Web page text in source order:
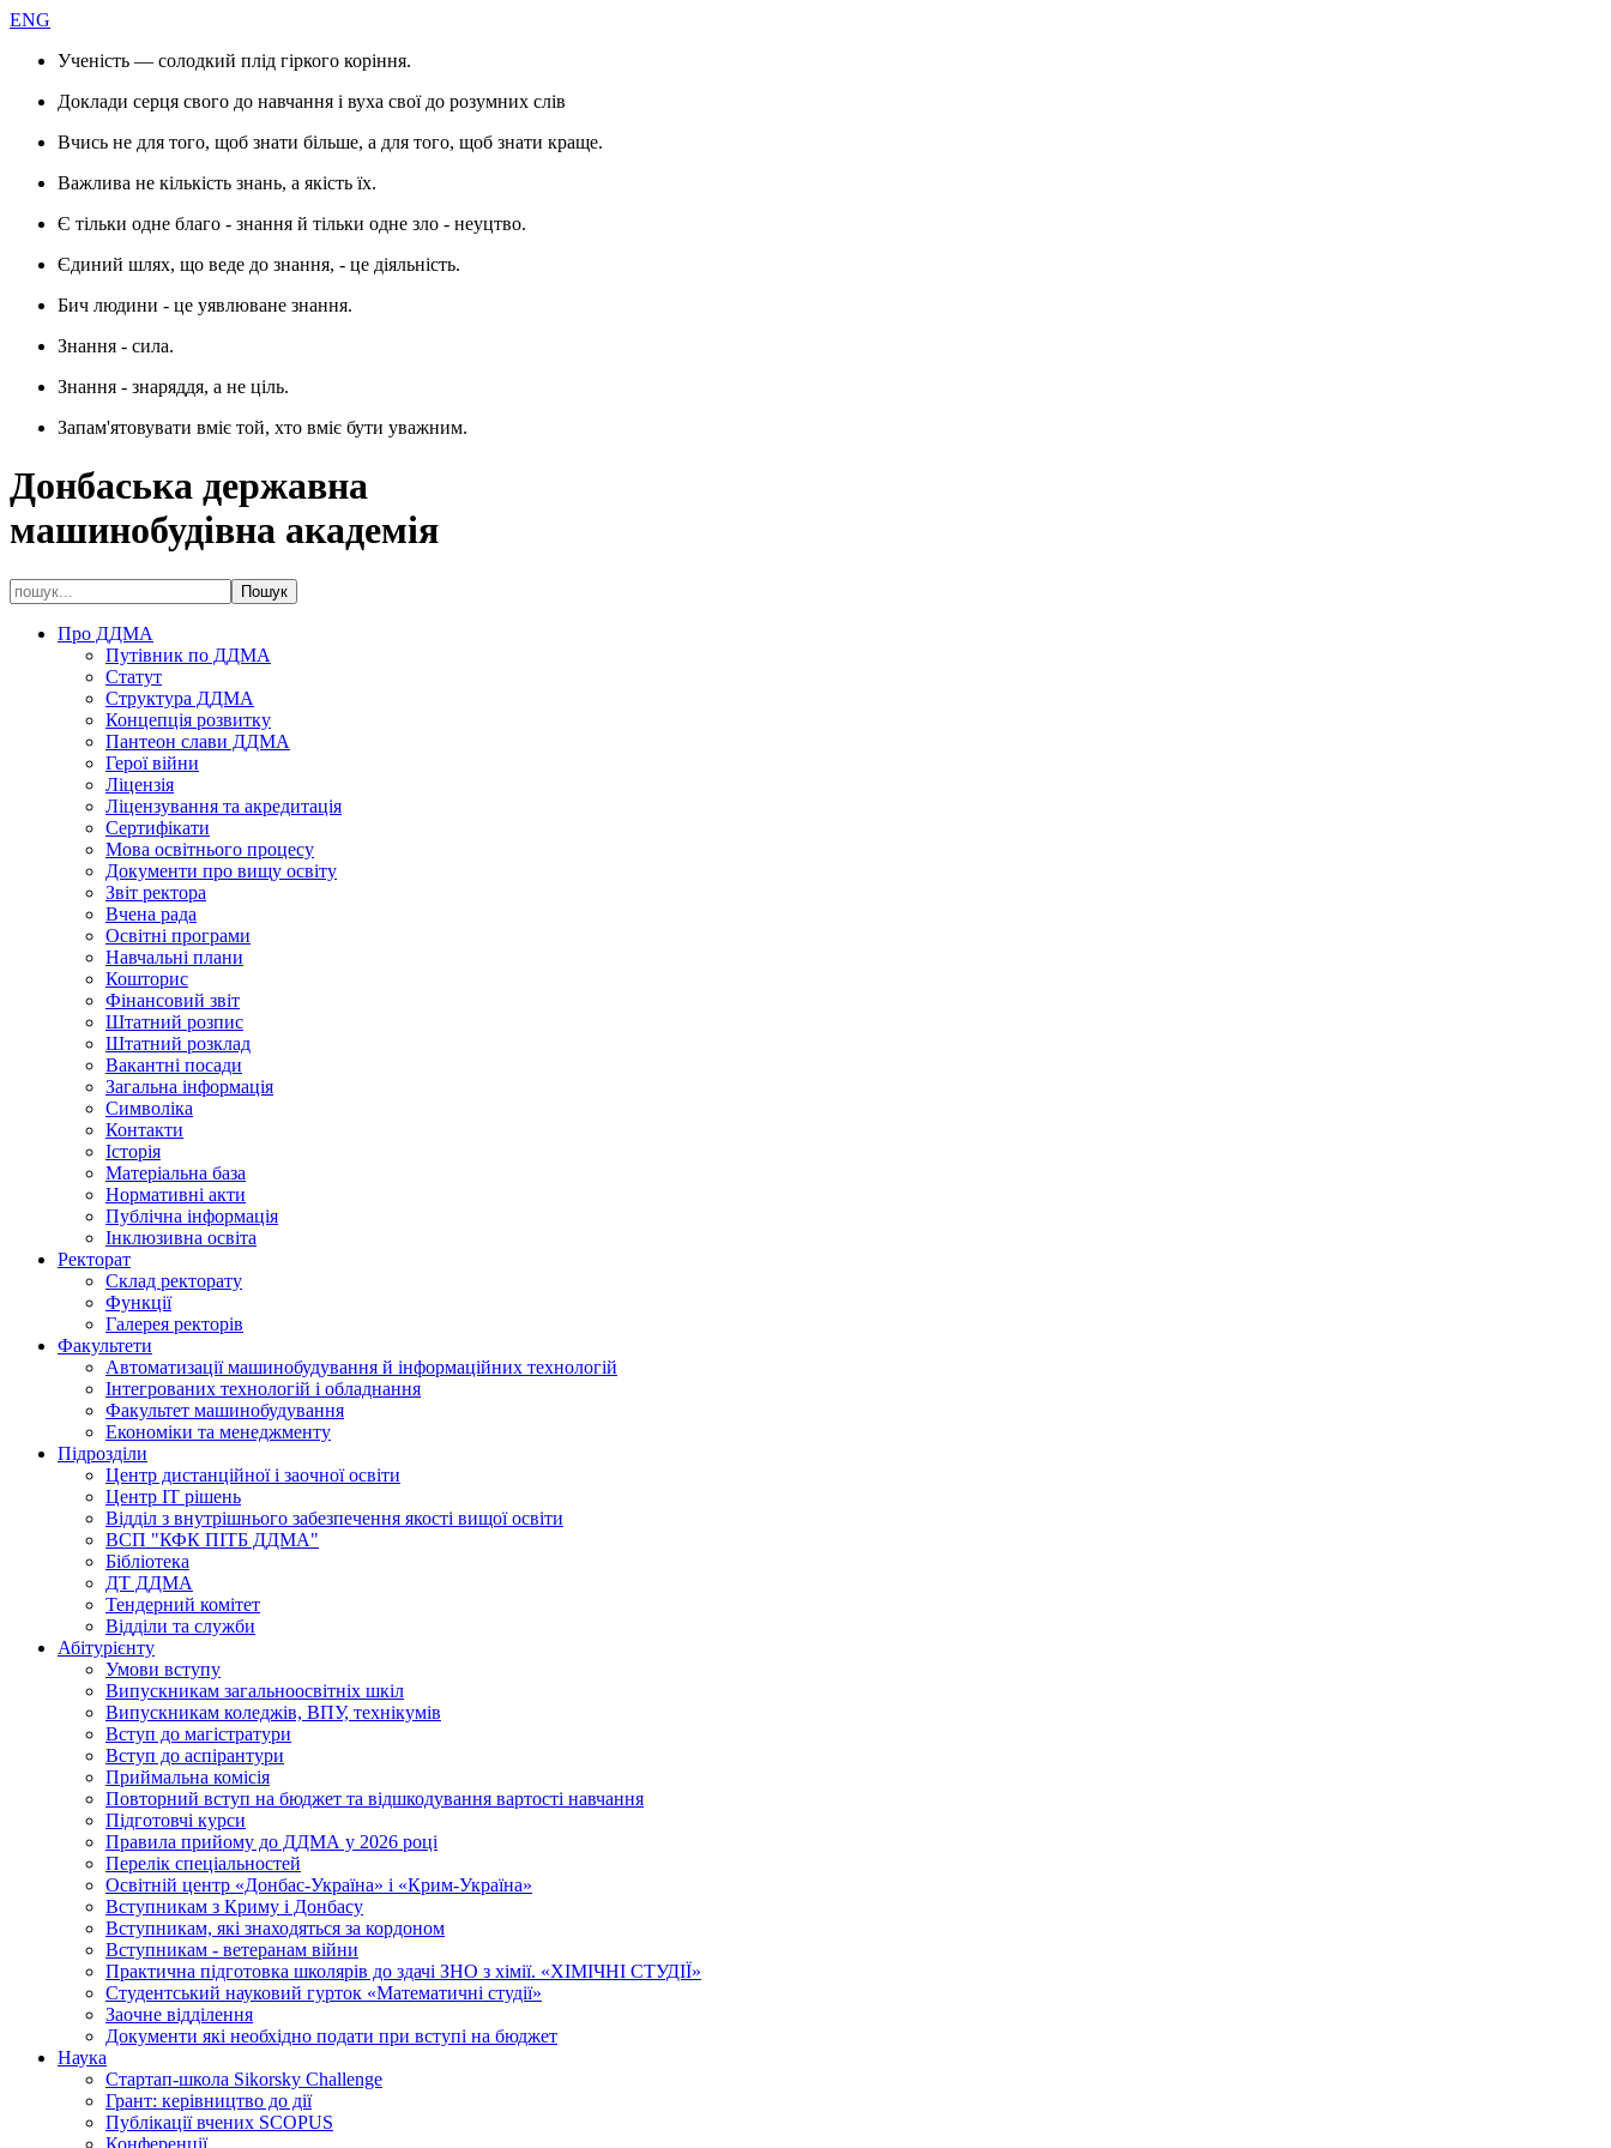
ENG
Ученість — солодкий плід гіркого коріння.
Доклади серця свого до навчання і вуха свої до розумних слів
Вчись не для того, щоб знати більше, а для того, щоб знати краще.
Важлива не кількість знань, а якість їх.
Є тільки одне благо - знання й тільки одне зло - неуцтво.
Єдиний шлях, що веде до знання, - це діяльність.
Бич людини - це уявлюване знання.
Знання - сила.
Знання - знаряддя, а не ціль.
Запам'ятовувати вміє той, хто вміє бути уважним.
Донбаська державна
машинобудівна академія
Про ДДМА
Путівник по ДДМА
Статут
Структура ДДМА
Концепція розвитку
Пантеон слави ДДМА
Герої війни
Ліцензія
Ліцензування та акредитація
Сертифікати
Мова освітнього процесу
Документи про вищу освіту
Звіт ректора
Вчена рада
Освітні програми
Навчальні плани
Кошторис
Фінансовий звіт
Штатний розпис
Штатний розклад
Вакантні посади
Загальна інформація
Символіка
Контакти
Історія
Матеріальна база
Нормативні акти
Публічна інформація
Інклюзивна освіта
Ректорат
Склад ректорату
Функції
Галерея ректорів
Факультети
Автоматизації машинобудування й інформаційних технологій
Інтегрованих технологій і обладнання
Факультет машинобудування
Економіки та менеджменту
Підрозділи
Центр дистанційної і заочної освіти
Центр ІТ рішень
Відділ з внутрішнього забезпечення якості вищої освіти
ВСП "КФК ПІТБ ДДМА"
Бібліотека
ДТ ДДМА
Тендерний комітет
Відділи та служби
Абітурієнту
Умови вступу
Випускникам загальноосвітніх шкіл
Випускникам коледжів, ВПУ, технікумів
Вступ до магістратури
Вступ до аспірантури
Приймальна комісія
Повторний вступ на бюджет та відшкодування вартості навчання
Підготовчі курси
Правила прийому до ДДМА у 2026 році
Перелік спеціальностей
Освітній центр «Донбас-Україна» і «Крим-Україна»
Вступникам з Криму і Донбасу
Вступникам, які знаходяться за кордоном
Вступникам - ветеранам війни
Практична підготовка школярів до здачі ЗНО з хімії. «ХІМІЧНІ СТУДІЇ»
Студентський науковий гурток «Математичні студії»
Заочне відділення
Документи які необхідно подати при вступі на бюджет
Наука
Стартап-школа Sikorsky Challenge
Грант: керівництво до дії
Публікації вчених SCOPUS
Конференції